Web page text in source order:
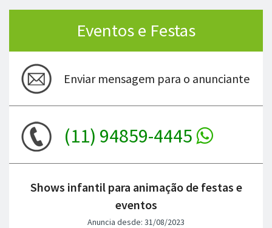
Eventos e Festas
Enviar mensagem para o anunciante
(11) 94859-4445
Shows infantil para animação de festas e
eventos
Anuncia desde: 31/08/2023